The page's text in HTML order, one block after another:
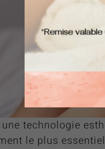
une technologie
le plus